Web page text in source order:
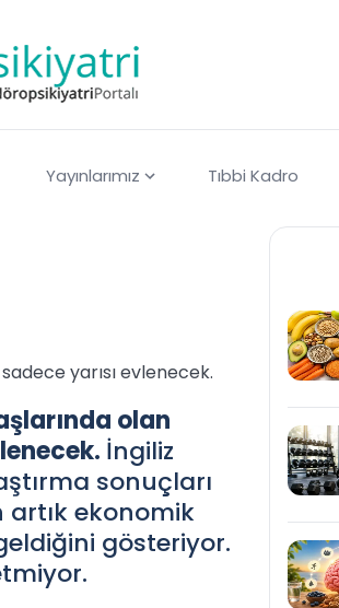
Yayınlarımız Tıbbi Kadro
yarısı evlenecek.
olan
İngiliz
sonuçları
artık ekonomik
gösteriyor.